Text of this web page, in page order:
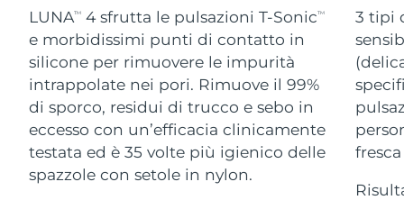
LUNATM 4 sfrutta le pulsazioni T-SonicTM
e morbidissimi punti di contatto in
silicone per rimuovere le impurità
intrappolate nei pori. Rimuove il 99%
di sporco, residui di trucco e sebo in
eccesso con un’efficacia clinicamente
testata ed è 35 volte più igienico delle
spazzole con setole in nylon.
3 tipi
For healthy hair
18% PAP
Cosmetici Uomini
Vedi tutto
Israele Consegna stimata12/08/2026
Italia Consegna stimata 08/08/2026
Giappone Consegna stimata11/08/2026
Jersey Consegna stimata13/08/2026
10/08/2026